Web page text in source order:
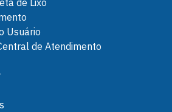
Usuário
de Atendimento